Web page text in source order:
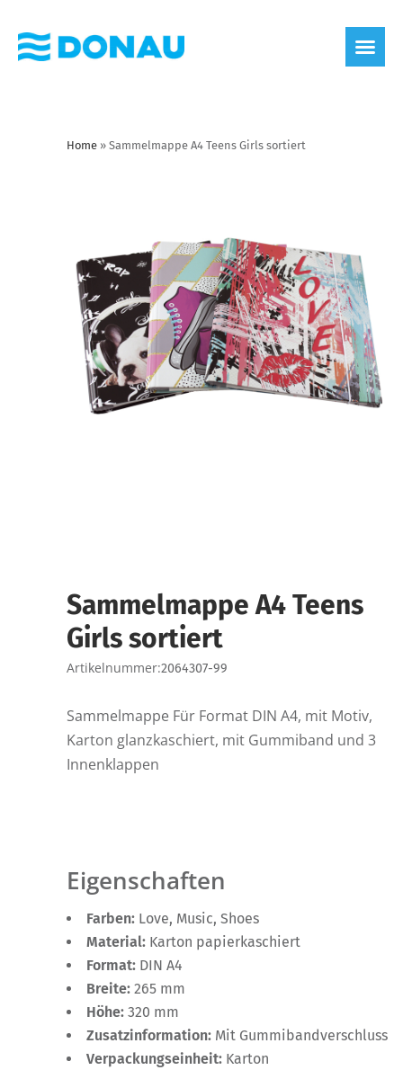
Home » Sammelmappe A4 Teens Girls sortiert
Sammelmappe A4 Teens
Girls sortiert
Artikelnummer:2064307-99
Sammelmappe Für Format DIN A4, mit Motiv,
Karton glanzkaschiert, mit Gummiband und 3
Innenklappen
Eigenschaften
Farben: Love, Music, Shoes
Material: Karton papierkaschiert
Format: DIN A4
Breite: 265 mm
Höhe: 320 mm
Zusatzinformation: Mit Gummibandverschluss
Verpackungseinheit: Karton